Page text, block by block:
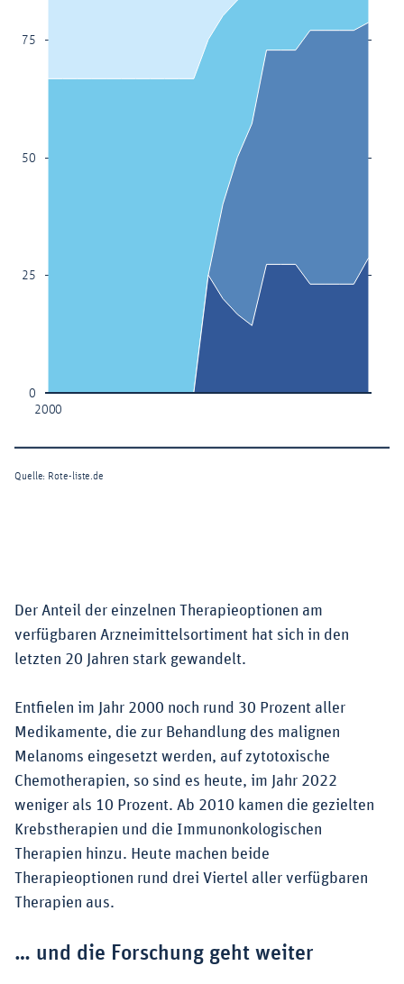
Der Anteil der einzelnen Therapieoptionen am
verfügbaren Arzneimittelsortiment hat sich in den
letzten 20 Jahren stark gewandelt.
Entfielen im Jahr 2000 noch rund 30 Prozent aller
Medikamente, die zur Behandlung des malignen
Melanoms eingesetzt werden, auf zytotoxische
Chemotherapien, so sind es heute, im Jahr 2022
weniger als 10 Prozent. Ab 2010 kamen die gezielten
Krebstherapien und die Immunonkologischen
Therapien hinzu. Heute machen beide
Therapieoptionen rund drei Viertel aller verfügbaren
Therapien aus.
… und die Forschung geht weiter